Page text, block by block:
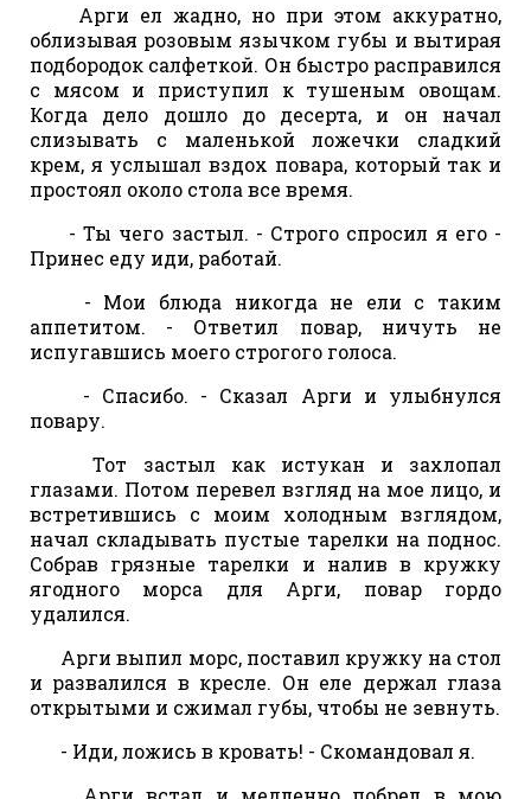
Арги ел жадно, но при этом аккуратно,
облизывая розовым язычком губы и вытирая
подбородок салфеткой. Он быстро расправился
с мясом и приступил к тушеным овощам.
Когда дело дошло до десерта, и он начал
слизывать с маленькой ложечки сладкий
крем, я услышал вздох повара, который так и
простоял около стола все время.
- Ты чего застыл. - Строго спросил я его -
Принес еду иди, работай.
- Мои блюда никогда не ели с таким
аппетитом. - Ответил повар, ничуть не
испугавшись моего строгого голоса.
- Спасибо. - Сказал Арги и улыбнулся
повару.
Тот застыл как истукан и захлопал
глазами. Потом перевел взгляд на мое лицо, и
встретившись с моим холодным взглядом,
начал складывать пустые тарелки на поднос.
Собрав грязные тарелки и налив в кружку
ягодного морса для Арги, повар гордо
удалился.
Арги выпил морс, поставил кружку на стол
и развалился в кресле. Он еле держал глаза
открытыми и сжимал губы, чтобы не зевнуть.
- Иди, ложись в кровать! - Скомандовал я.